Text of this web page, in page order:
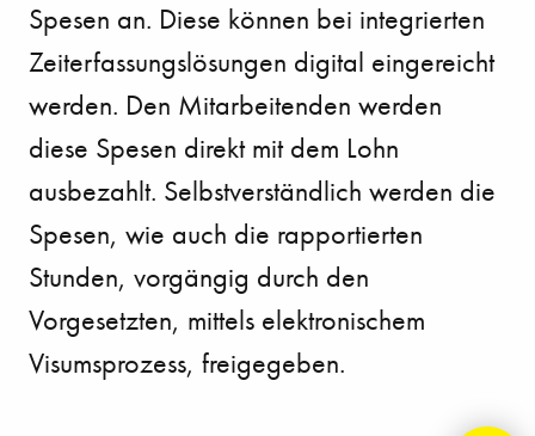
Spesen an. Diese können bei integrierten
Zeiterfassungslösungen digital eingereicht
werden. Den Mitarbeitenden werden
diese Spesen direkt mit dem Lohn
ausbezahlt. Selbstverständlich werden die
Spesen, wie auch die rapportierten
Stunden, vorgängig durch den
Vorgesetzten, mittels elektronischem
Visumsprozess, freigegeben.